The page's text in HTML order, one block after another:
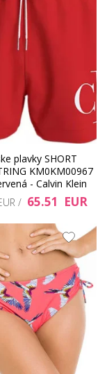
plavky SHORT
KM0KM00967
- Calvin Klein
/ 65.51 EUR